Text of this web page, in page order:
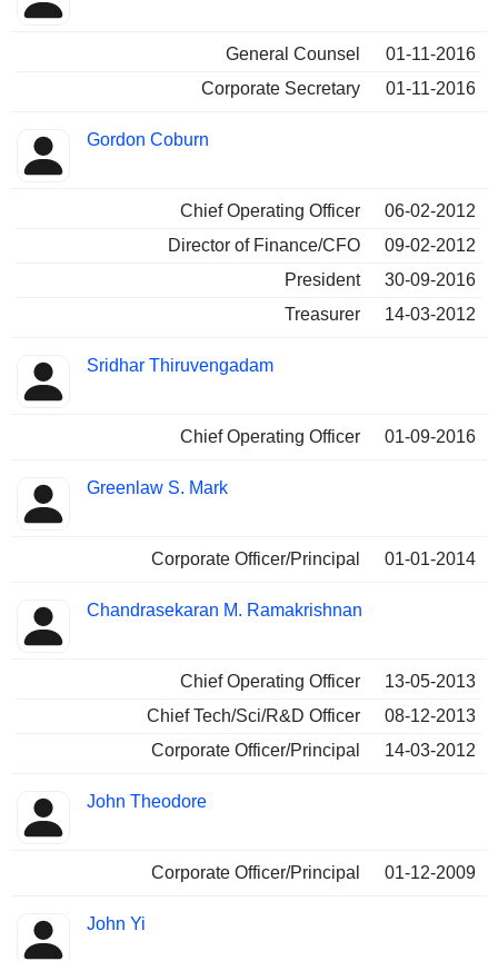
General Counsel
01-11-2016
Corporate Secretary
01-11-2016
Gordon Coburn
Chief Operating Officer
06-02-2012
Director of Finance/CFO
09-02-2012
President
30-09-2016
Treasurer
14-03-2012
Sridhar Thiruvengadam
Chief Operating Officer 01-09-2016
Greenlaw S. Mark
Corporate Officer/Principal 01-01-2014
Chandrasekaran M. Ramakrishnan
Chief Operating Officer
13-05-2013
Chief Tech/Sci/R&D Officer
08-12-2013
Corporate Officer/Principal
14-03-2012
John Theodore
Corporate Officer/Principal 01-12-2009
John Yi